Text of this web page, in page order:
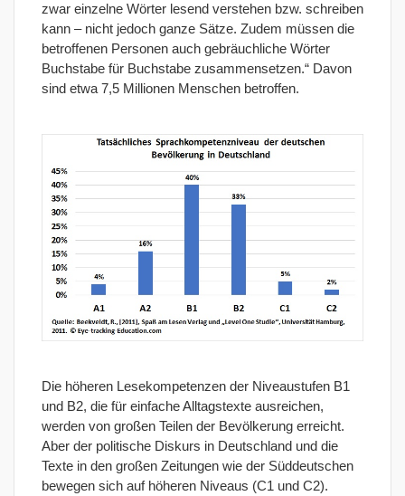
zwar einzelne Wörter lesend verstehen bzw. schreiben
kann – nicht jedoch ganze Sätze. Zudem müssen die
betroffenen Personen auch gebräuchliche Wörter
Buchstabe für Buchstabe zusammensetzen.“ Davon
sind etwa 7,5 Millionen Menschen betroffen.
Die höheren Lesekompetenzen der Niveaustufen B1
und B2, die für einfache Alltagstexte ausreichen,
werden von großen Teilen der Bevölkerung erreicht.
Aber der politische Diskurs in Deutschland und die
Texte in den großen Zeitungen wie der Süddeutschen
bewegen sich auf höheren Niveaus (C1 und C2).